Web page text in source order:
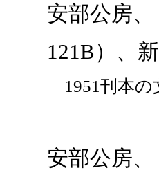
安部公房
121B）、
1951刊本の
安部公房